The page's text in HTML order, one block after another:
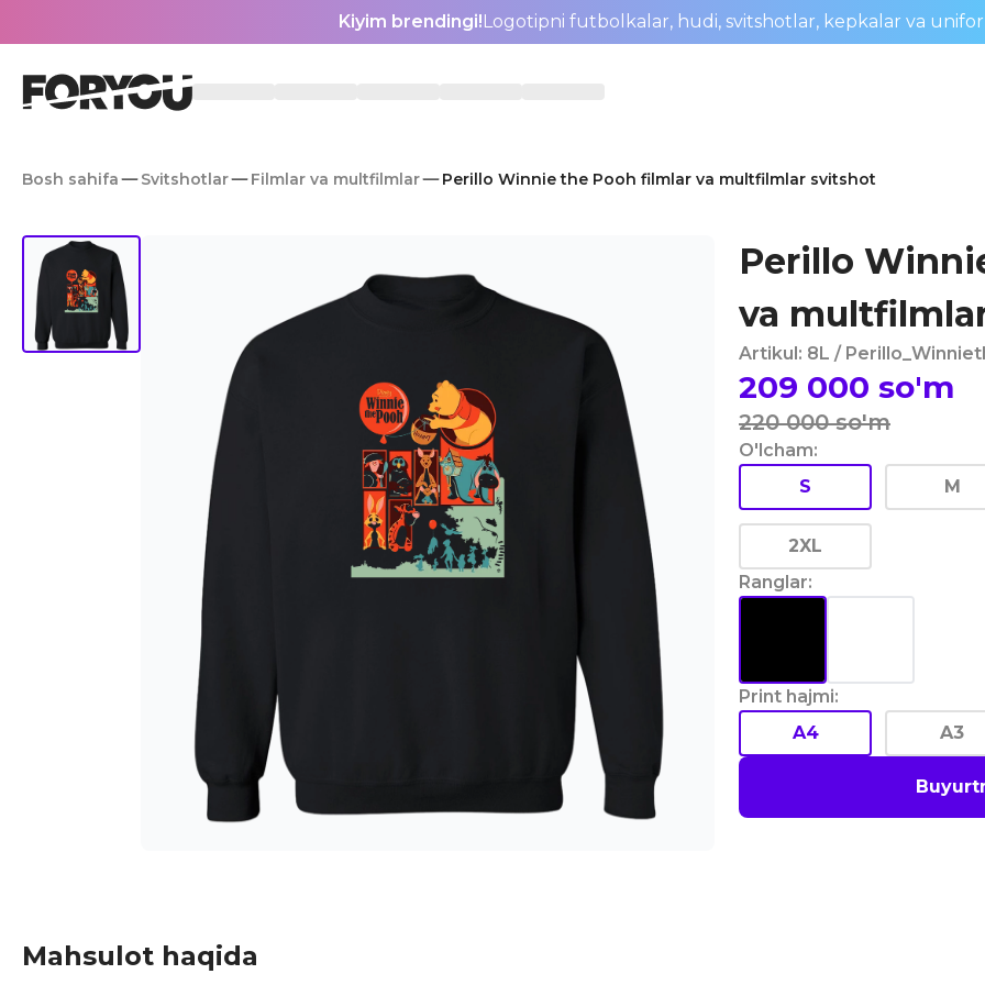
Kiyim brendingi!Logotipni futbolkalar, hudi, svitshotlar, kepkalar va
Bosh sahifa Svitshotlar Filmlar va multfilmlar Perillo Winnie the Pooh filmlar va multfilmlar svitshot
Perillo
va
Artikul: 8L /
209 000 so'm
220 000 so'm
O'lcham:
S
M
2XL
Ranglar:
Print hajmi:
A4
A3
Mahsulot haqida